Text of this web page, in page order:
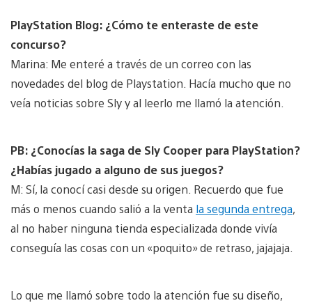
PlayStation Blog: ¿Cómo te enteraste de este
concurso?
Marina: Me enteré a través de un correo con las
novedades del blog de Playstation. Hacía mucho que no
veía noticias sobre Sly y al leerlo me llamó la atención.
PB: ¿Conocías la saga de Sly Cooper para PlayStation?
¿Habías jugado a alguno de sus juegos?
M: Sí, la conocí casi desde su origen. Recuerdo que fue
más o menos cuando salió a la venta la segunda entrega,
al no haber ninguna tienda especializada donde vivía
conseguía las cosas con un «poquito» de retraso, jajajaja.
Lo que me llamó sobre todo la atención fue su diseño,